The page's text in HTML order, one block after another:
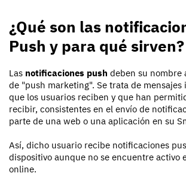
¿Qué son las
Push y para qué sirven?
Las notificaciones push deben su nombre
de "push marketing". Se trata de mensajes
que los usuarios reciben y que han
recibir, consistentes en el envío de
parte de una web o una aplicación en su
Así, dicho usuario recibe notificaciones
dispositivo aunque no se encuentre activo
online.